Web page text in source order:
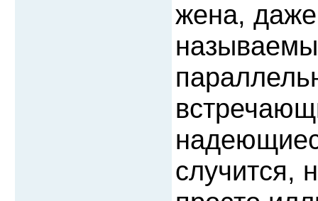
жена,
случится,